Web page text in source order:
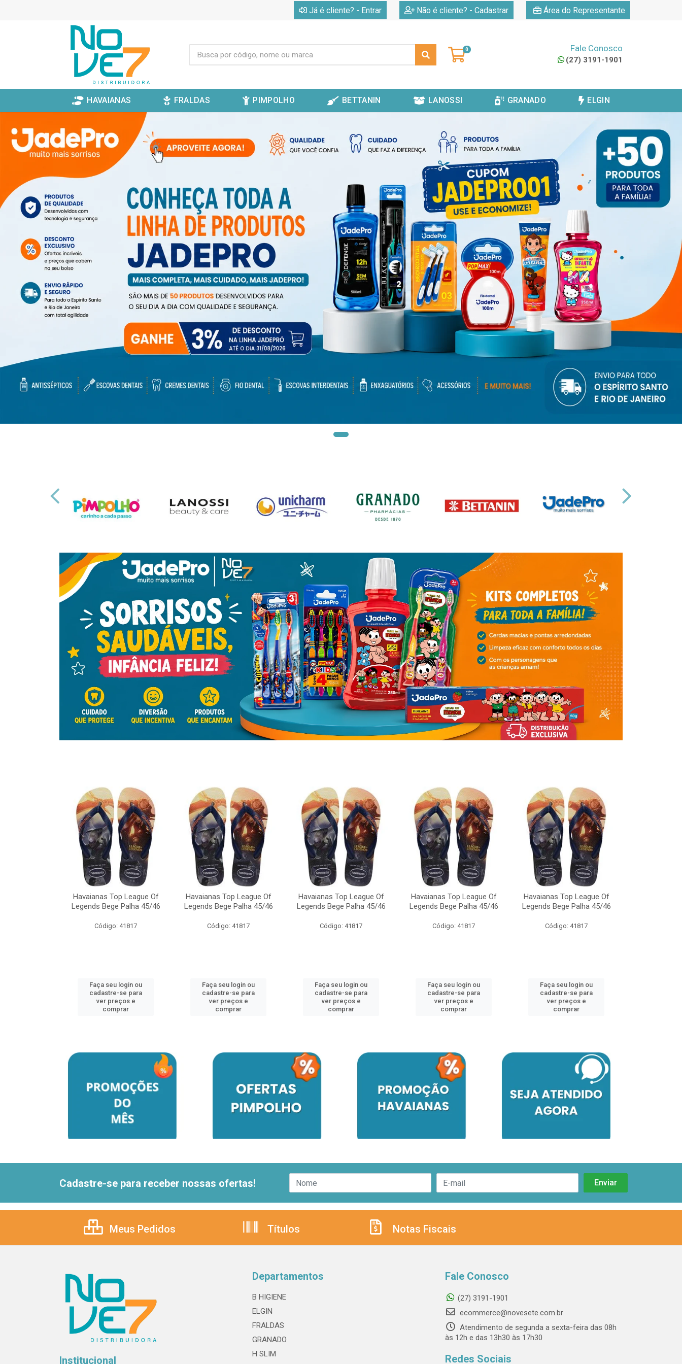
Já é cliente? - Entrar Não é cliente? - Cadastrar Área do Representante
0 Fale Conosco
(27) 3191-1901
HAVAIANAS FRALDAS PIMPOLHO BETTANIN LANOSSI GRANADO ELGIN
Havaianas Top League Of
Legends Bege Palha 45/46
Código: 41817
Faça seu login ou
cadastre-se para
ver preços e
comprar
Havaianas Top League Of
Legends Bege Palha 45/46
Código: 41817
Faça seu login ou
cadastre-se para
ver preços e
comprar
Havaianas Top League Of
Legends Bege Palha 45/46
Código: 41817
Faça seu login ou
cadastre-se para
ver preços e
comprar
Havaianas Top League Of
Legends Bege Palha 45/46
Código: 41817
Faça seu login ou
cadastre-se para
ver preços e
comprar
Havaianas Top League Of
Legends Bege Palha 45/46
Código: 41817
Faça seu login ou
cadastre-se para
ver preços e
comprar
Cadastre-se para receber nossas ofertas!
Meus Pedidos Títulos Notas Fiscais
Institucional
Departamentos
B HIGIENE
ELGIN
FRALDAS
GRANADO
H SLIM
Fale Conosco
(27) 3191-1901
ecommerce@novesete.com.br
Atendimento de segunda a sexta-feira das 08h
às 12h e das 13h30 às 17h30
Redes Sociais